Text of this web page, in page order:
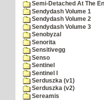
Semi-Detached At The
Sendydash Volume 1
Sendydash Volume 2
Sendydash Volume 3
Senobyzal
Senorita
Sensitivegg
Senso
Sentinel
Sentinel I
Serduszka (v1)
Serduszka (v2)
Sereamis